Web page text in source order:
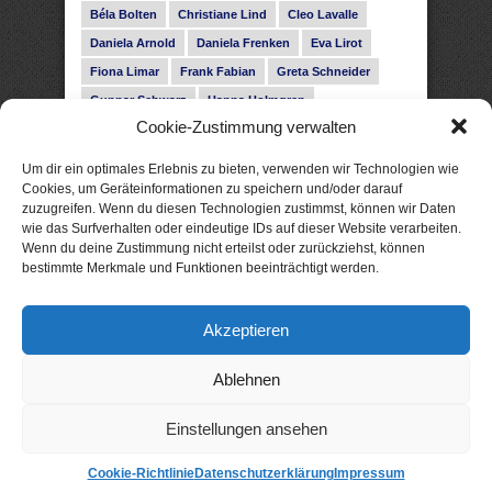
Cookie-Zustimmung verwalten
Um dir ein optimales Erlebnis zu bieten, verwenden wir Technologien wie
Cookies, um Geräteinformationen zu speichern und/oder darauf
zuzugreifen. Wenn du diesen Technologien zustimmst, können wir Daten
wie das Surfverhalten oder eindeutige IDs auf dieser Website verarbeiten.
Wenn du deine Zustimmung nicht erteilst oder zurückziehst, können
bestimmte Merkmale und Funktionen beeinträchtigt werden.
Akzeptieren
Ablehnen
Einstellungen ansehen
Cookie-RichtlinieDatenschutzerklärungImpressum
Béla Bolten Christiane Lind Cleo Lavalle
Daniela Arnold Daniela Frenken Eva Lirot
Fiona Limar Frank Fabian Greta Schneider
Gunnar Schwarz Hanna Holmgren
Heike Fröhling Ina Glahe Ivo Pala J. Vellguth
Leonie Haubrich Lilly Labord Livia Pipes
Malin Blunk Marcus Hünnebeck Martin Krist
Melisa Schwermer Nele Bruun Nika Lubitsch
Noah Fitz Nora Amelie René Junge
Subina Giuletti